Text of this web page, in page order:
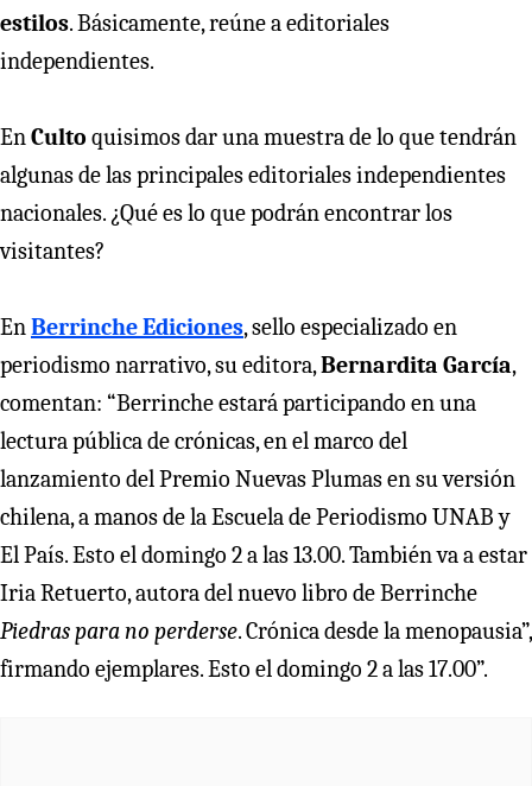
estilos. Básicamente, reúne a editoriales
independientes.
EnCulto quisimos dar una muestra de lo que tendrán
algunas de las principales editoriales independientes
nacionales. ¿Qué es lo que podrán encontrar los
visitantes?
EnBerrinche Ediciones, sello especializado en
periodismo narrativo, su editora,Bernardita García,
comentan: “Berrinche estará participando en una
lectura pública de crónicas, en el marco del
lanzamiento del Premio Nuevas Plumas en su versión
chilena, a manos de la Escuela de Periodismo UNAB y
El País. Esto el domingo 2 a las 13.00. También va a estar
Iria Retuerto, autora del nuevo libro de Berrinche
Piedras para no perderse. Crónica desde la menopausia”,
firmando ejemplares. Esto el domingo 2 a las 17.00”.